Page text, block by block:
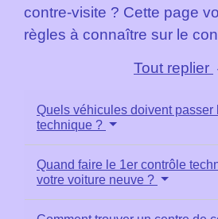
contre-visite ? Cette page
règles à connaître sur le
Tout replier
Quels véhicules doivent passer
technique ?
Quand faire le 1er contrôle
votre voiture neuve ?